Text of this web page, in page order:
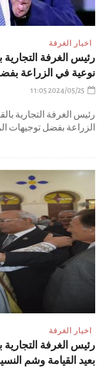
اخبار الغرفة
رئيس الغرفة
نوعية في الزراعة
2024/05/25 11:05
رئيس الغرفة التجارية
الزراعة بفضل توجيهات
اخبار الغرفة
رئيس الغرفة التجارية
بعيد القيامة وشم